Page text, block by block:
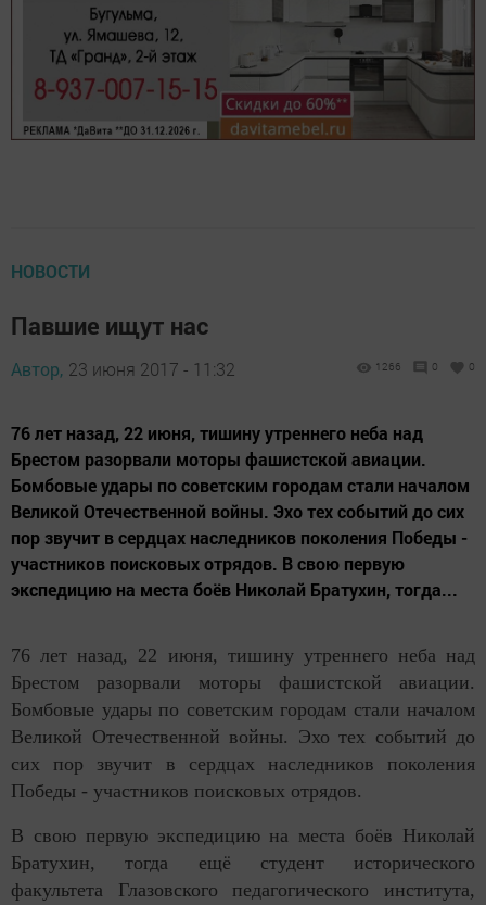
НОВОСТИ
Павшие ищут нас
Автор, 23 июня 2017 - 11:32 1266 0 0
76 лет назад, 22 июня, тишину утреннего неба над
Брестом разорвали моторы фашистской авиации.
Бомбовые удары по советским городам стали началом
Великой Отечественной войны. Эхо тех событий до сих
пор звучит в сердцах наследников поколения Победы -
участников поисковых отрядов. В свою первую
экспедицию на места боёв Николай Братухин, тогда...
76 лет назад, 22 июня, тишину утреннего неба над
Брестом разорвали моторы фашистской авиации.
Бомбовые удары по советским городам стали началом
Великой Отечественной войны. Эхо тех событий до
сих пор звучит в сердцах наследников поколения
Победы - участников поисковых отрядов.
В свою первую экспедицию на места боёв Николай
Братухин, тогда ещё студент исторического
факультета Глазовского педагогического института,